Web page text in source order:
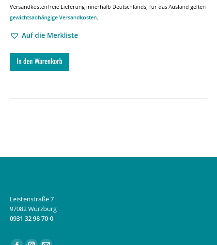
Versandkostenfreie Lieferung innerhalb Deutschlands, für das Ausland gelten
gewichtsabhängige Versandkosten.
Auf die Merkliste
In den Warenkorb
Leistenstraße 7
97082 Würzburg
0931 32 98 70-0
Finden Sie uns auf: